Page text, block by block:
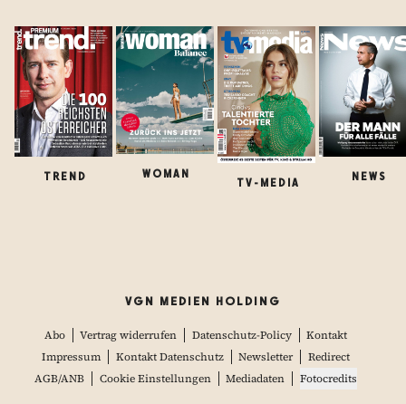
TREND WOMAN
TV-MEDIA
NEWS
VGN MEDIEN HOLDING
Abo Vertrag widerrufen Datenschutz-Policy
Kontakt
Impressum
Kontakt Datenschutz Newsletter
Redirect
AGB/ANB
Cookie Einstellungen Mediadaten Fotocredits